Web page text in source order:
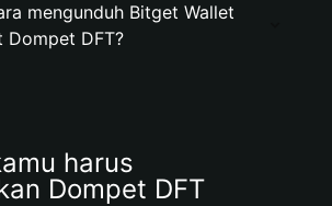
mengunduh Bitget Wallet
Dompet DFT?
harus
Dompet DFT